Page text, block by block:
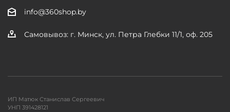
info@360shop.by
Самовывоз: г. Минск, ул. Петра Глебки 11/1, оф. 205
ИП Матюк Станислав Сергеевич
УНП 391428121